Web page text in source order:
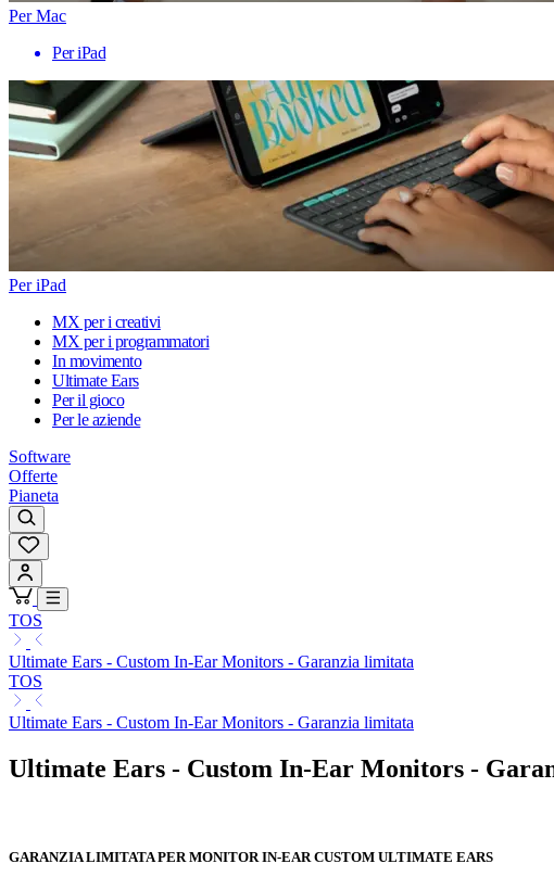
Per Mac
Per iPad
Per iPad
MX per i creativi
MX per i programmatori
In movimento
Ultimate Ears
Per il gioco
Per le aziende
Software
Offerte
Pianeta
TOS
Ultimate Ears - Custom In-Ear Monitors - Garanzia limitata
TOS
Ultimate Ears - Custom In-Ear Monitors - Garanzia limitata
Ultimate Ears - Custom In-Ear Monitors -
GARANZIA LIMITATA PER MONITOR IN-EAR CUSTOM ULTIMATE EARS